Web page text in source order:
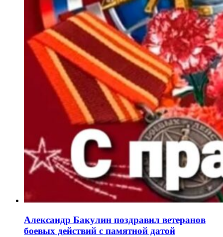
Александр Бакулин поздравил ветеранов
боевых действий с памятной датой